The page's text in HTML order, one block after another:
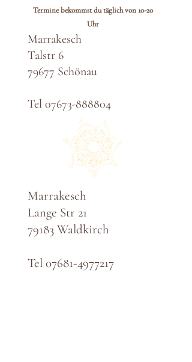
Termine bekommst du täglich von 10-20
Uhr
Marrakesch
Talstr 6
79677 Schönau
Tel 07673-888804
Marrakesch
Lange Str 21
79183 Waldkirch
Tel 07681-4977217